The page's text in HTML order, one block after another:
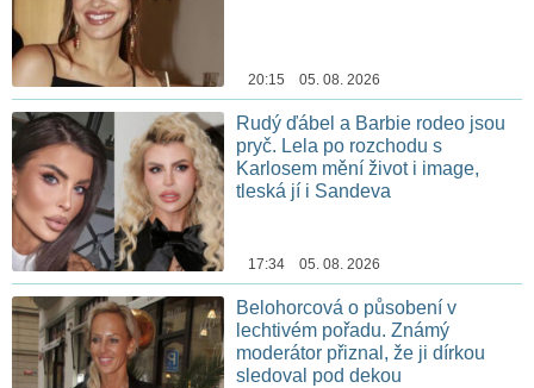
20:15 05. 08. 2026
Rudý ďábel a Barbie rodeo jsou
pryč. Lela po rozchodu s
Karlosem mění život i image,
tleská jí i Sandeva
17:34 05. 08. 2026
Belohorcová o působení v
lechtivém pořadu. Známý
moderátor přiznal, že ji dírkou
sledoval pod dekou